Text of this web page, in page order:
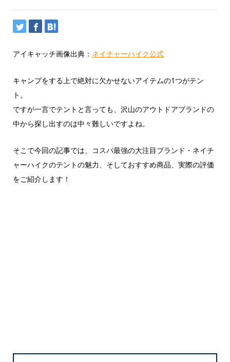
アイキャッチ画像出典： ネイチャーハイク公式
キャンプをする上で絶対に欠かせないアイテムの1つがテン
ト。
ですが一言でテントと言っても、沢山のアウトドアブランドの
中から探し出すのは中々難しいですよね。
そこで今回の記事では、コスパ最強の大注目ブランド・ネイチ
ャーハイクのテントの魅力、そしておすすめ商品、実際の評価
をご紹介します！